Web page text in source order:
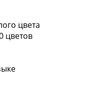
цвета
цветов